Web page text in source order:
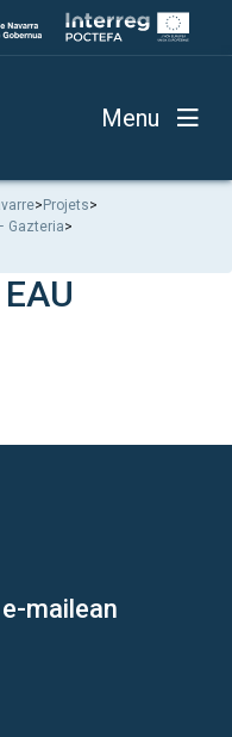
Menu
> Projets>
Gazteria>
mailean